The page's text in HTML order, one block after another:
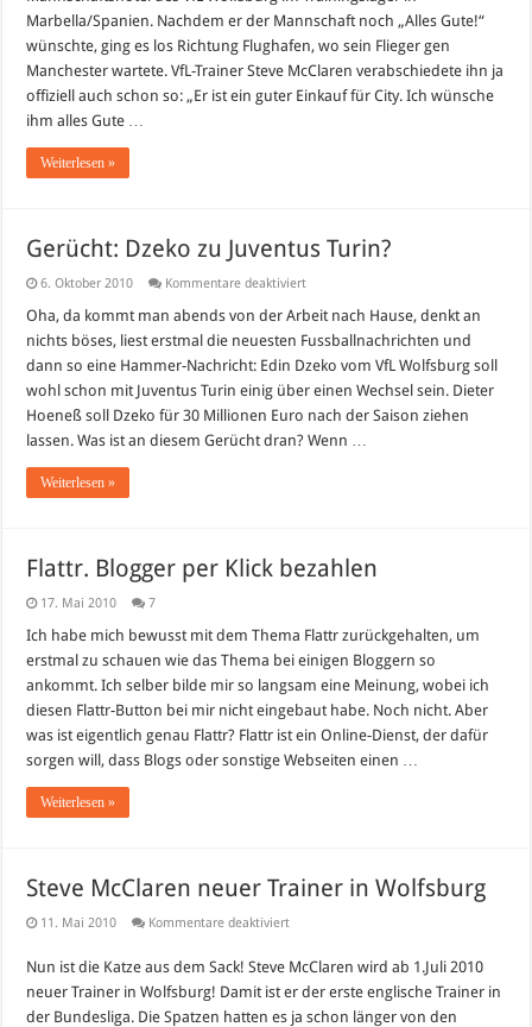
kommt
nun
zum
Wolfsburg?
Marbella/Spanien. Nachdem er der Mannschaft noch „Alles Gute!“
wünschte, ging es los Richtung Flughafen, wo sein Flieger gen
Manchester wartete. VfL-Trainer Steve McClaren verabschiedete ihn ja
offiziell auch schon so: „Er ist ein guter Einkauf für City. Ich wünsche
ihm alles Gute …
Weiterlesen »
Gerücht: Dzeko zu Juventus Turin?
6. Oktober 2010 Kommentare deaktiviertfür
Dzeko
Juventus
Turin?
Oha, da kommt man abends von der Arbeit nach Hause, denkt an
nichts böses, liest erstmal die neuesten Fussballnachrichten und
dann so eine Hammer-Nachricht: Edin Dzeko vom VfL Wolfsburg soll
wohl schon mit Juventus Turin einig über einen Wechsel sein. Dieter
Hoeneß soll Dzeko für 30 Millionen Euro nach der Saison ziehen
lassen. Was ist an diesem Gerücht dran? Wenn …
Weiterlesen »
Flattr. Blogger per Klick bezahlen
17. Mai 2010 7
Ich habe mich bewusst mit dem Thema Flattr zurückgehalten, um
erstmal zu schauen wie das Thema bei einigen Bloggern so
ankommt. Ich selber bilde mir so langsam eine Meinung, wobei ich
diesen Flattr-Button bei mir nicht eingebaut habe. Noch nicht. Aber
was ist eigentlich genau Flattr? Flattr ist ein Online-Dienst, der dafür
sorgen will, dass Blogs oder sonstige Webseiten einen …
Weiterlesen »
Steve McClaren neuer Trainer in Wolfsburg
11. Mai 2010 Kommentare deaktiviertfür
neuer
Trainer
in
Wolfsburg
Nun ist die Katze aus dem Sack! Steve McClaren wird ab 1.Juli 2010
neuer Trainer in Wolfsburg! Damit ist er der erste englische Trainer in
der Bundesliga. Die Spatzen hatten es ja schon länger von den